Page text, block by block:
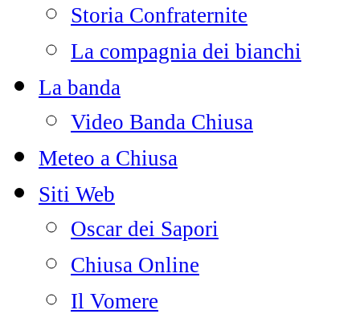
Storia Confraternite
La compagnia dei bianchi
La banda
Video Banda Chiusa
Meteo a Chiusa
Siti Web
Oscar dei Sapori
Chiusa Online
Il Vomere